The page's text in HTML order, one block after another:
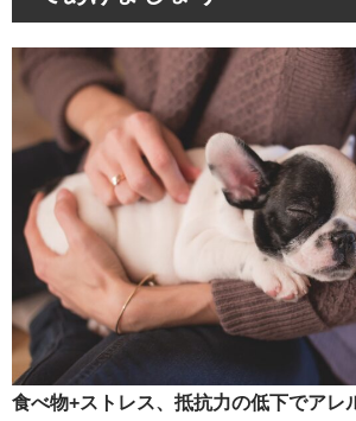
食べ物+ストレス、抵抗力の低下でアレ